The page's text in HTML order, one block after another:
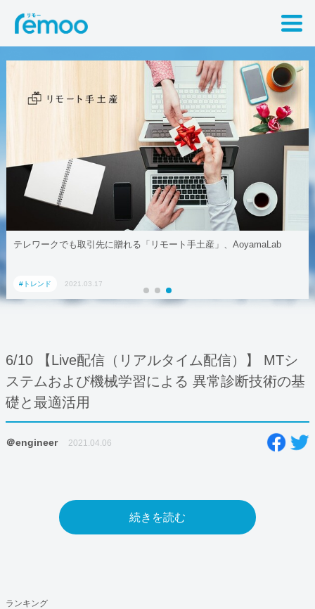
テレワークでも取引先に贈れる「リモート手土産」、AoyamaLab
#トレンド 2021.03.17
6/10 【Live配信（リアルタイム配信）】 MTシ
ステムおよび機械学習による 異常診断技術の基
礎と最適活用
＠engineer 2021.04.06
続きを読む
ランキング